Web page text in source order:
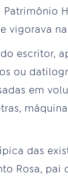
vigorava
escritor,
ou
em
das
Rosa, pai